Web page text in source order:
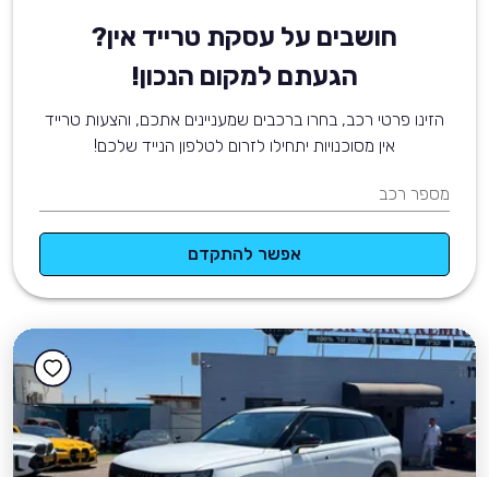
חושבים על עסקת טרייד אין?
הגעתם למקום הנכון!
הזינו פרטי רכב, בחרו ברכבים שמעניינים אתכם, והצעות טרייד
אין מסוכנויות יתחילו לזרום לטלפון הנייד שלכם!
מספר רכב
אפשר להתקדם